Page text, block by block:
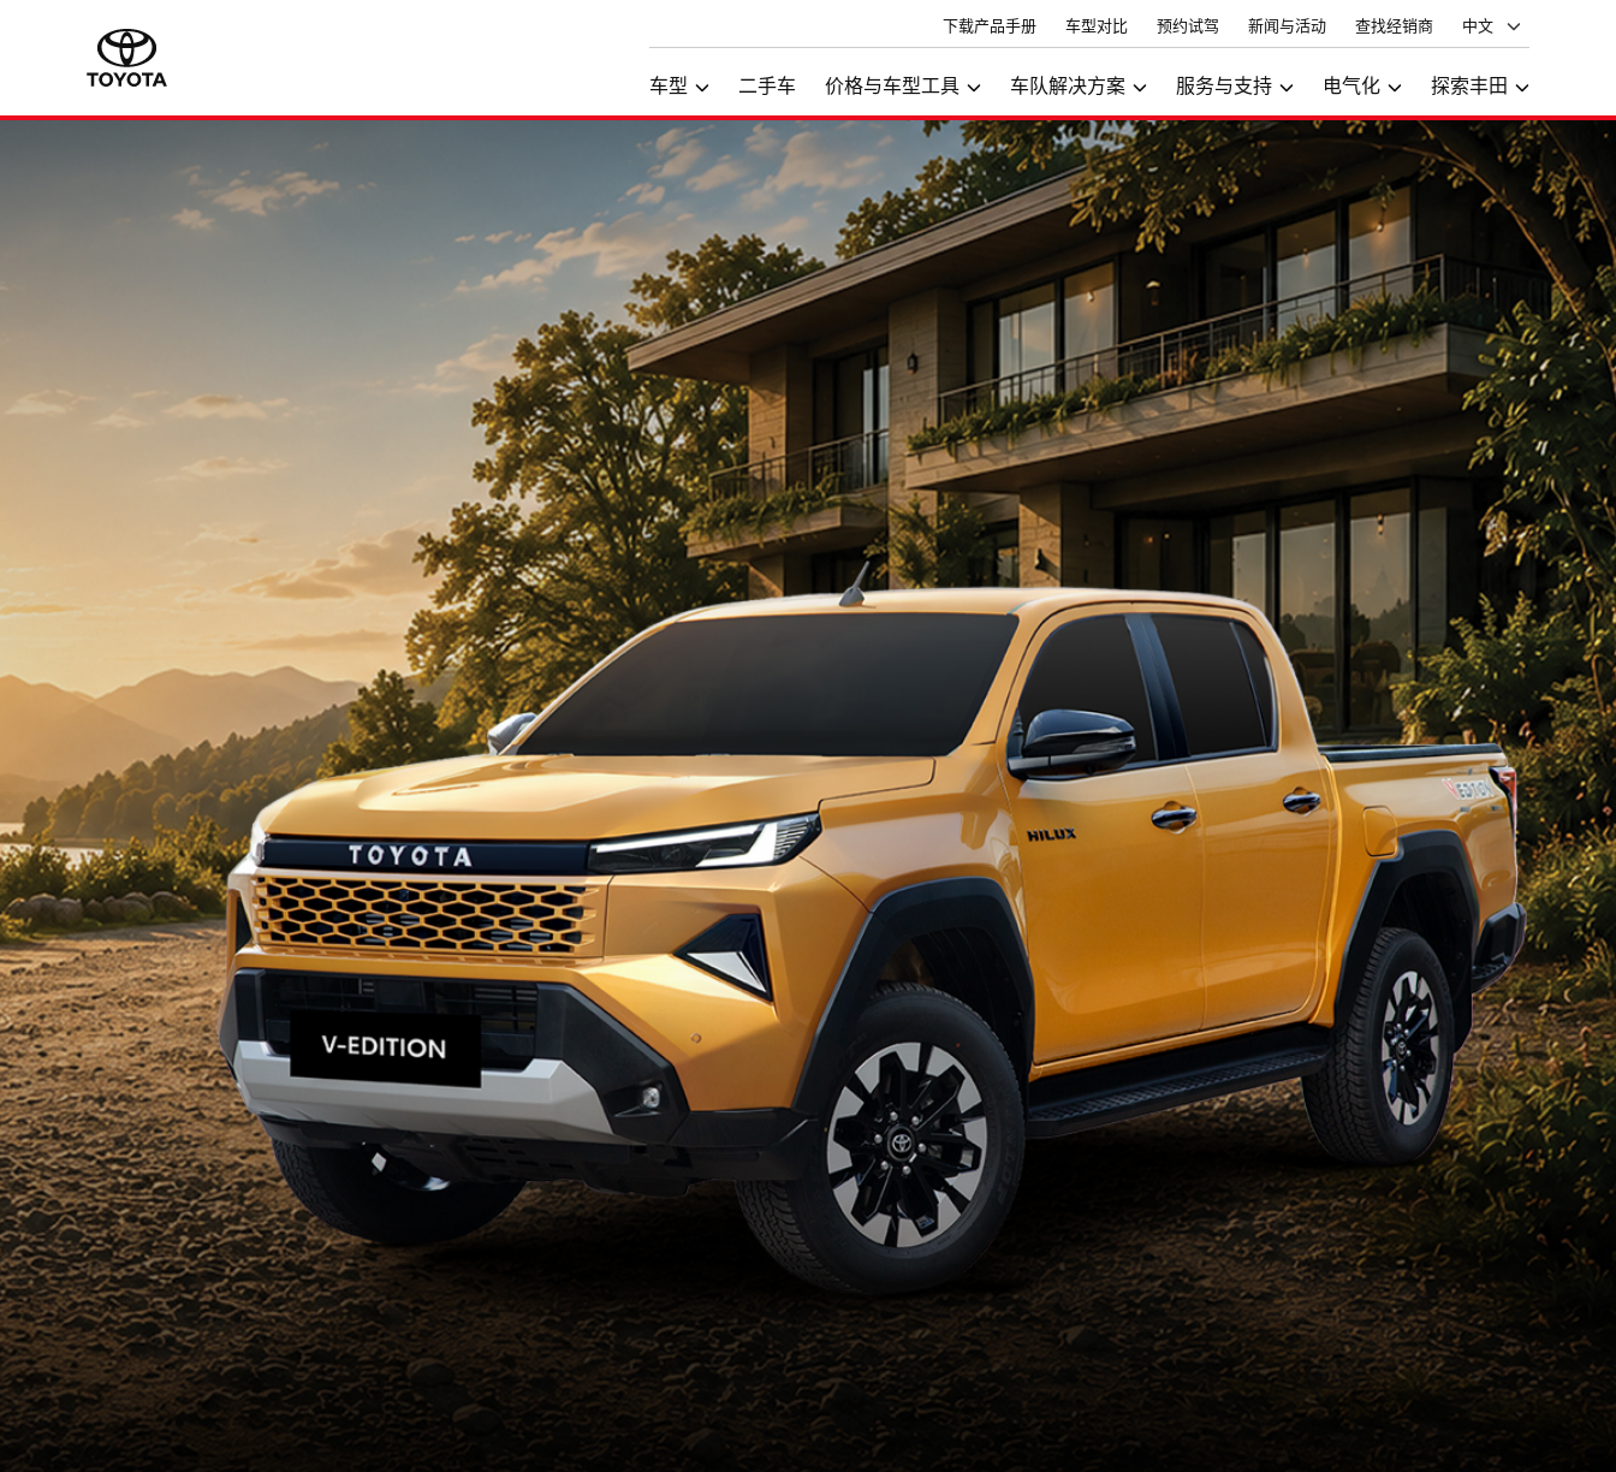
下载产品手册 车型对比 预约试驾 新闻与活动 查找经销商 中文
车型 二手车 价格与车型工具 车队解决方案 服务与支持 电气化 探索丰田